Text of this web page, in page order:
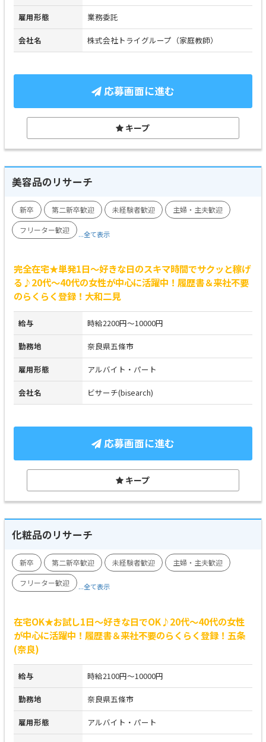
雇用形態 業務委託
会社名 株式会社トライグループ（家庭教師）
応募画面に進む
キープ
美容品のリサーチ
新卒 第二新卒歓迎 未経験者歓迎
主婦・主夫歓迎
フリーター歓迎
...全て表示
完全在宅★単発1日～好きな日のスキマ時間でサクッと稼げ
る♪20代～40代の女性が中心に活躍中！履歴書＆来社不要
のらくらく登録！大和二見
給与 時給2200円～10000円
勤務地 奈良県五條市
雇用形態 アルバイト・パート
会社名 ビサーチ(bisearch)
応募画面に進む
キープ
化粧品のリサーチ
新卒 第二新卒歓迎 未経験者歓迎
主婦・主夫歓迎
フリーター歓迎
...全て表示
在宅OK★お試し1日～好きな日でOK♪20代～40代の女性
が中心に活躍中！履歴書＆来社不要のらくらく登録！五条
(奈良)
給与 時給2100円～10000円
勤務地 奈良県五條市
雇用形態 アルバイト・パート